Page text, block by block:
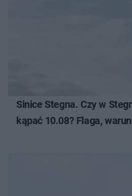
Sinice Stegna. Czy w
kąpać 10.08? Flaga,